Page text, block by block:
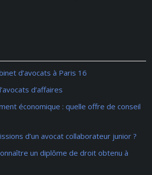
d’avocats à Paris 16
d’affaires
économique : quelle offre de conseil
d’un avocat collaborateur junior ?
un diplôme de droit obtenu à